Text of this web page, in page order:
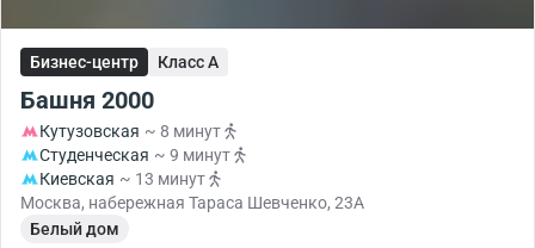
Бизнес-центр Класс A
Башня 2000
Кутузовская ~ 8 минут
Студенческая ~ 9 минут
Киевская ~ 13 минут
Москва, набережная Тараса Шевченко, 23А
Белый дом